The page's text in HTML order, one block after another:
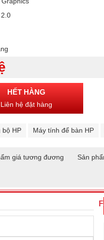
HẾT HÀNG
Liên hệ đặt hàng
bộ HP Máy tính để bàn HP
giá tương đương Sản